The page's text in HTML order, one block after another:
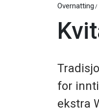
Overnatting
for
ekstra